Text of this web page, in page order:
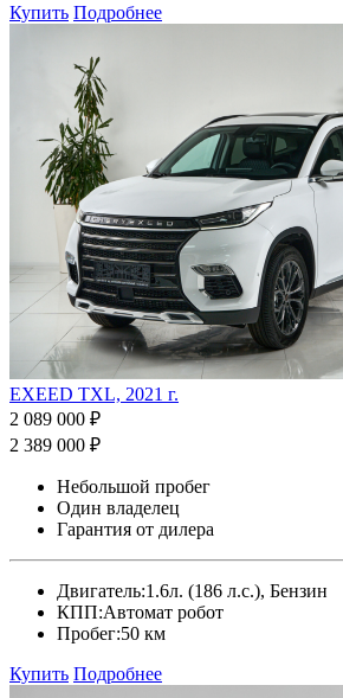
Купить Подробнее
EXEED TXL, 2021 г.
2 089 000 ₽
2 389 000 ₽
Небольшой пробег
Один владелец
Гарантия от дилера
Двигатель:1.6л. (186 л.с.), Бензин
КПП:Автомат робот
Пробег:50 км
Купить Подробнее